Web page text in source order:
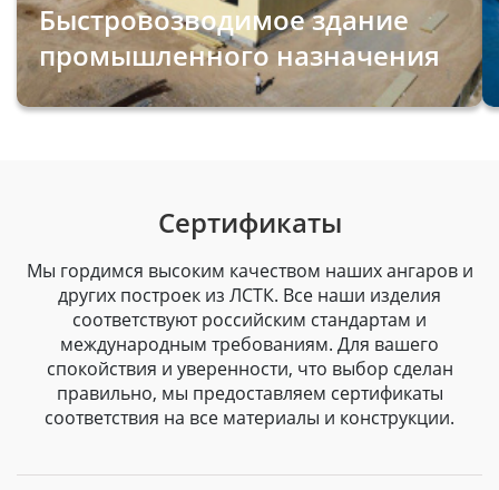
Быстровозводимое здание
промышленного назначения
Сертификаты
Мы гордимся высоким качеством наших ангаров и
других построек из ЛСТК. Все наши изделия
соответствуют российским стандартам и
международным требованиям. Для вашего
спокойствия и уверенности, что выбор сделан
правильно, мы предоставляем сертификаты
соответствия на все материалы и конструкции.